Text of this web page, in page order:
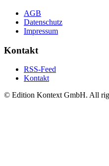
AGB
Datenschutz
Impressum
Kontakt
RSS-Feed
Kontakt
© Edition Kontext GmbH. All